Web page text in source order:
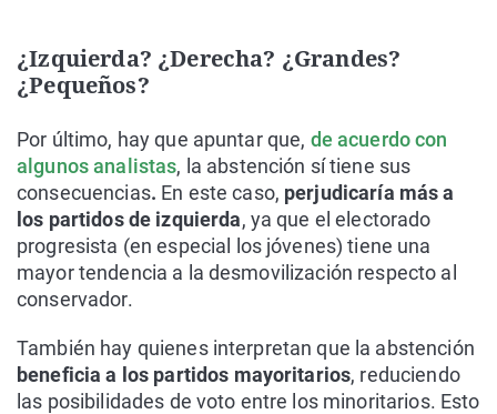
¿Izquierda? ¿Derecha? ¿Grandes?
¿Pequeños?
Por último, hay que apuntar que, de acuerdo con
algunos analistas, la abstención sí tiene sus
consecuencias. En este caso, perjudicaría más a
los partidos de izquierda, ya que el electorado
progresista (en especial los jóvenes) tiene una
mayor tendencia a la desmovilización respecto al
conservador.
También hay quienes interpretan que la abstención
beneficia a los partidos mayoritarios, reduciendo
las posibilidades de voto entre los minoritarios. Esto